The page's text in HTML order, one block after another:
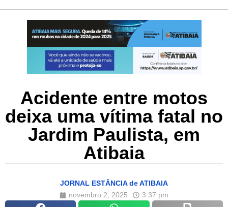
Acidente entre motos
deixa uma vítima fatal no
Jardim Paulista, em
Atibaia
JORNAL ESTÂNCIA de ATIBAIA
novembro 2, 2025
3:37 pm